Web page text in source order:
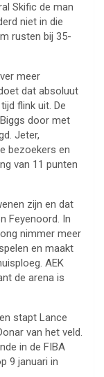
Skific de man
niet in die
rusten bij 35-
meer
dat absoluut
flink uit. De
door met
Jeter,
bezoekers en
van 11 punten
zijn en dat
Feyenoord. In
nimmer meer
en maakt
AEK
de arena is
stapt Lance
van het veld.
in de FIBA
9 januari in